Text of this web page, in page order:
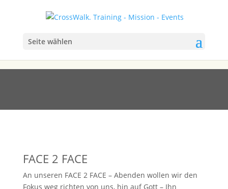
Seite wählen
FACE 2 FACE
An unseren FACE 2 FACE – Abenden wollen wir den
Fokus weg richten von uns, hin auf Gott – Ihn